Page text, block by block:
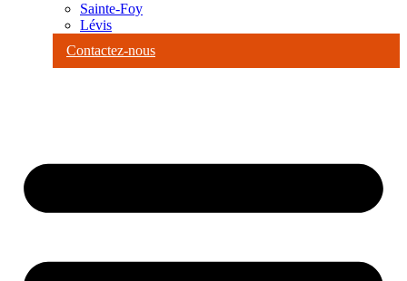
Sainte-Foy
Lévis
Contactez-nous